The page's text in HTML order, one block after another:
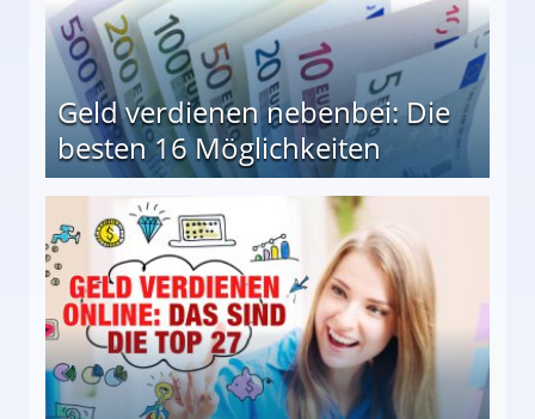
Geld verdienen nebenbei: Die
besten 16 Möglichkeiten